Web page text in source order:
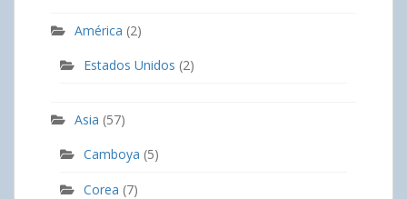
América (2)
Estados Unidos (2)
Asia (57)
Camboya (5)
Corea (7)